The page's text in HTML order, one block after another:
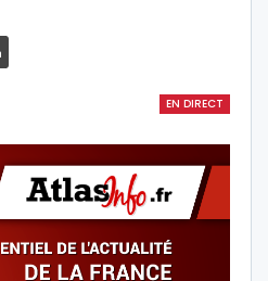
EN DIRECT